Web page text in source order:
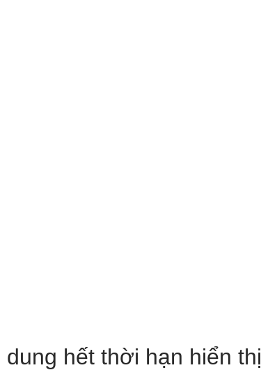
dung hết thời hạn hiển thị